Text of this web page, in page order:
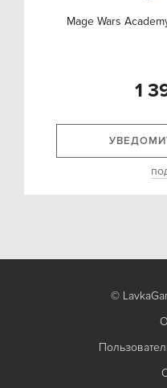
Mage Wars
1
©